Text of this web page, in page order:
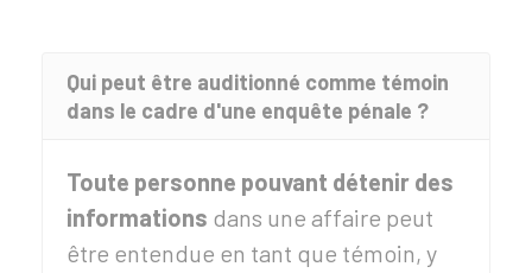
Qui peut être auditionné comme témoin
dans le cadre d'une enquête pénale ?
Toute personne pouvant détenir des
informations dans une affaire peut
être entendue en tant que témoin, y